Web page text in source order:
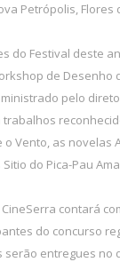
Petrópolis, Flores
do Festival deste
de Desenho
pelo
trabalhos
o Vento, as novelas
do Pica-Pau
contará
do concurso
serão entregues no